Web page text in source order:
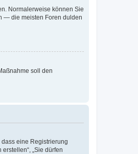
Normalerweise können Sie
— die meisten Foren dulden
soll den
dass eine Registrierung
„Sie dürfen